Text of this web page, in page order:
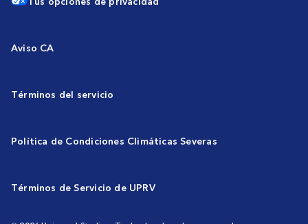
Aviso CA
Términos del servicio
Política de Condiciones Climáticas Severas
Términos de Servicio de UPRV